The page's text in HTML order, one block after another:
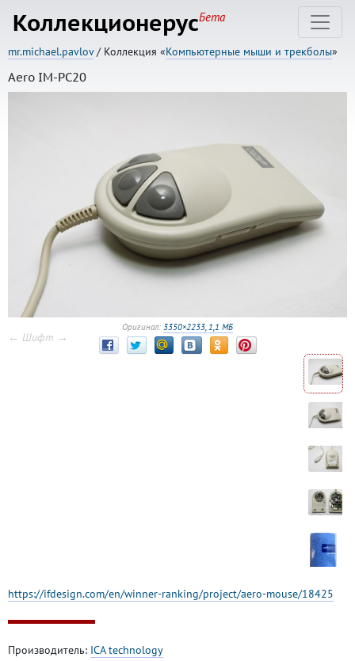
КоллекционерусБета
mr.michael.pavlov/ Коллекция «Компьютерные мыши и трекболы»
Aero IM-PC20
Оригинал: 3350×2233, 1,1 МБ
← Шифт →
https://ifdesign.com/en/winner-ranking/project/aero-mouse/18425
Производитель: ICA technology